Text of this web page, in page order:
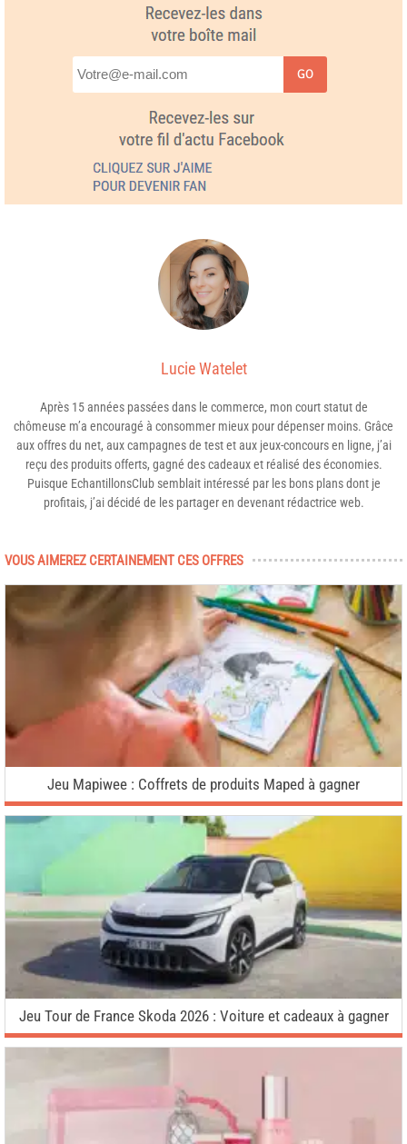
GO
Lucie Watelet
Après 15 années passées dans le commerce, mon court statut de
chômeuse m’a encouragé à consommer mieux pour dépenser moins. Grâce
aux offres du net, aux campagnes de test et aux jeux-concours en ligne, j’ai
reçu des produits offerts, gagné des cadeaux et réalisé des économies.
Puisque EchantillonsClub semblait intéressé par les bons plans dont je
profitais, j’ai décidé de les partager en devenant rédactrice web.
VOUS AIMEREZ CERTAINEMENT CES OFFRES
Jeu Mapiwee : Coffrets de produits Maped à gagner
Jeu Tour de France Skoda 2026 : Voiture et cadeaux à gagner